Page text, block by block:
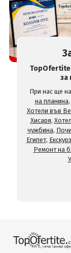
за
При нас ще
на планина,
Хотели във
Хисаря,
чужбина,
Египет,
Ремонт на